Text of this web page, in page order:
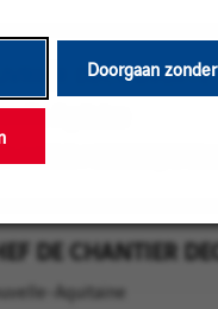
Doorgaan
DECOUVERTE
Aquitaine
DE CHANTIER
Aquitaine